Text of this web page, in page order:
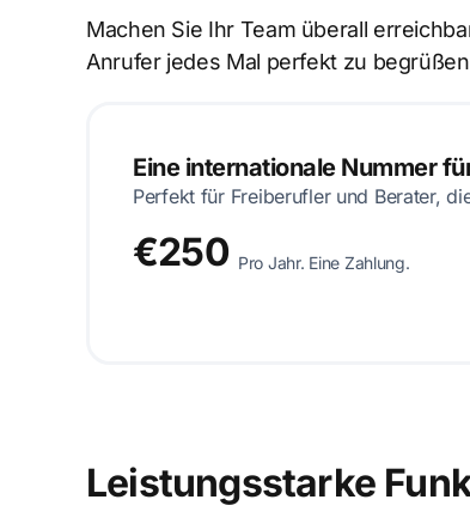
Machen Sie Ihr Team überall
Anrufer jedes Mal perfekt zu
Eine internationale Nummer
Perfekt für Freiberufler und Berater,
€250 Pro Jahr. Eine Zahlung.
Leistungsstarke